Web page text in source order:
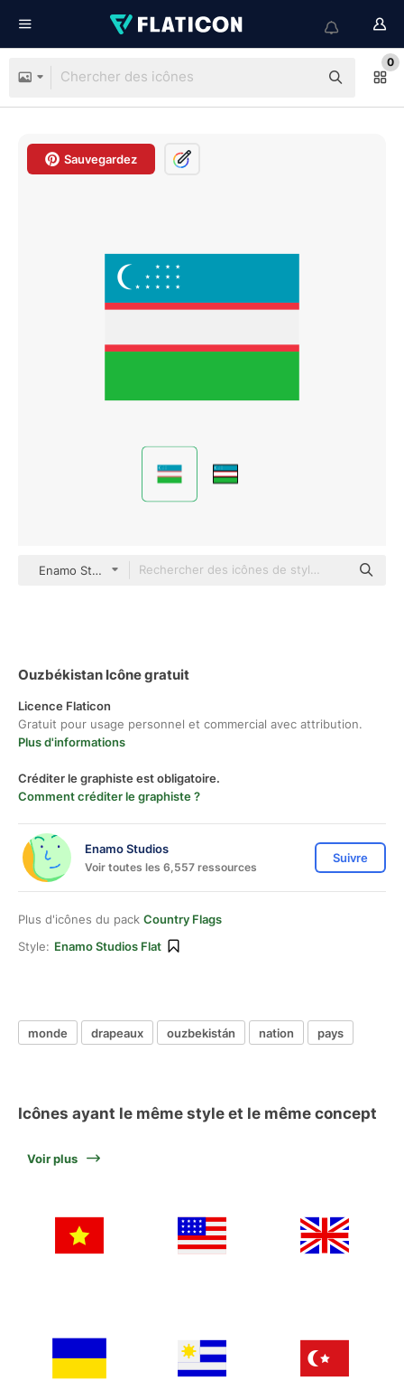
0
Sauvegardez
Enamo Studios Flat
Ouzbékistan Icône gratuit
Licence Flaticon
Gratuit pour usage personnel et commercial avec attribution.
Plus d'informations
Créditer le graphiste est obligatoire.
Comment créditer le graphiste ?
Enamo Studios
Voir toutes les 6,557 ressources
Suivre
Plus d'icônes du pack Country Flags
Style: Enamo Studios Flat
monde drapeaux ouzbekistán nation pays
Icônes ayant le même style et le même concept
Voir plus